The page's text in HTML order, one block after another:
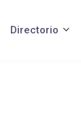
Directorio